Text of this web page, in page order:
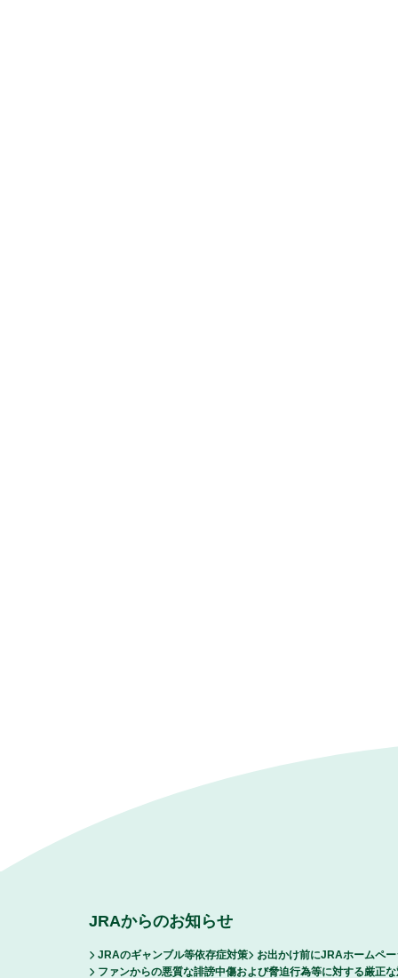
JRAからのお知らせ
JRAのギャンブル等依存症対策
お出かけ前にJRAホームペ
ファンからの悪質な誹謗中傷および脅迫行為等に対する厳正